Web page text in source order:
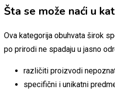
Šta se može naći u
Ova kategorija obuhvata širok
po prirodi ne spadaju u jasno
različiti proizvodi
specifični i unikatni